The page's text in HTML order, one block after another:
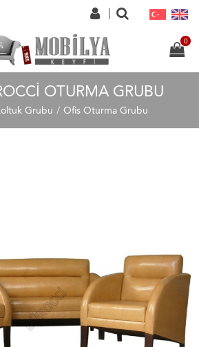
OTURMA GRUBU
Grubu Ofis Oturma Grubu